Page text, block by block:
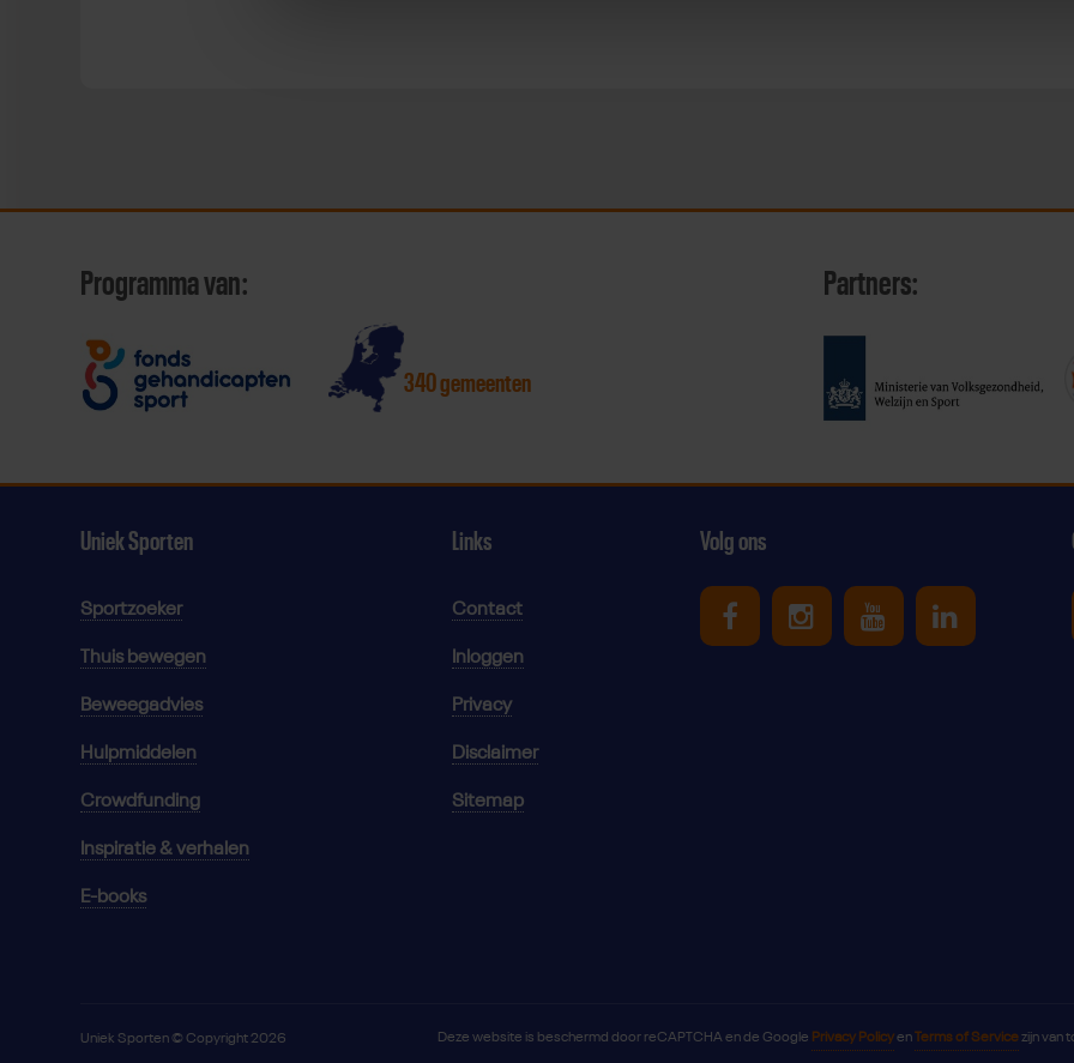
Programma van:
340 gemeenten
Partners:
Uniek Sporten
Sportzoeker
Thuis bewegen
Beweegadvies
Hulpmiddelen
Crowdfunding
Inspiratie & verhalen
E-books
Links
Contact
Inloggen
Privacy
Disclaimer
Sitemap
Volg ons
Uniek Sporten op Facebook
Uniek Sporten op
Uniek Sporten
Uniek
Uniek Sporten © Copyright 2026 Deze website is beschermd door reCAPTCHA en de Google Privacy PolicyenTerms of Servicezijn van